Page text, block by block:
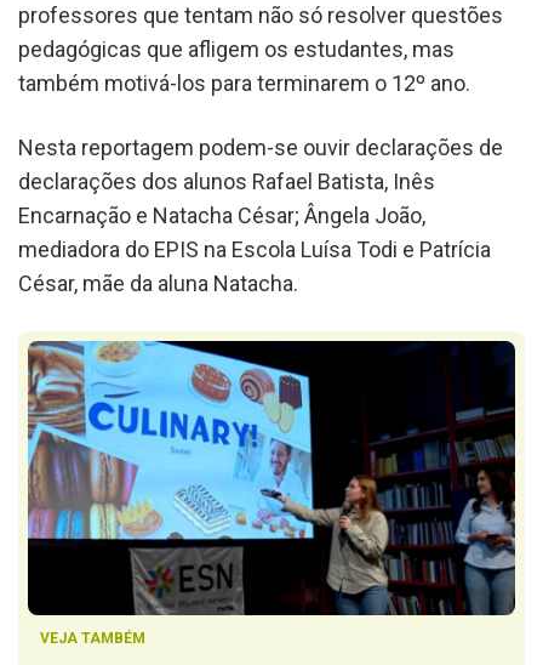
professores que tentam não só resolver questões
pedagógicas que afligem os estudantes, mas
também motivá-los para terminarem o 12º ano.
Nesta reportagem podem-se ouvir declarações de
declarações dos alunos Rafael Batista, Inês
Encarnação e Natacha César; Ângela João,
mediadora do EPIS na Escola Luísa Todi e Patrícia
César, mãe da aluna Natacha.
VEJA TAMBÉM